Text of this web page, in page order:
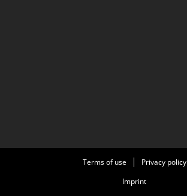
Terms of use
Privacy policy
Imprint